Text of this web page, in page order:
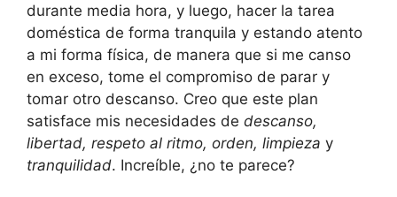
durante media hora, y luego, hacer la tarea
doméstica de forma tranquila y estando atento
a mi forma física, de manera que si me canso
en exceso, tome el compromiso de parar y
tomar otro descanso. Creo que este plan
satisface mis necesidades de descanso,
libertad, respeto al ritmo, orden, limpieza y
tranquilidad. Increíble, ¿no te parece?